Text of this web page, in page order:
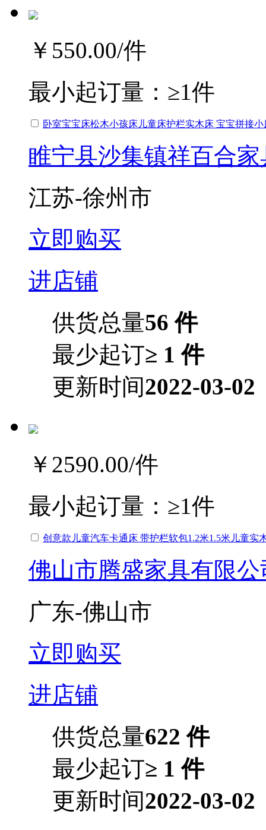
￥550.00/件
最小起订量： ≥1件
卧室宝宝床松木小孩床儿童床护栏实木床 宝宝拼接小
睢宁县沙集镇祥百合家
江苏-徐州市
立即购买
进店铺
供货总量56 件
最少起订≥ 1 件
更新时间2022-03-02
￥2590.00/件
最小起订量： ≥1件
创意款儿童汽车卡通床 带护栏软包1.2米1.5米儿童实
佛山市腾盛家具有限公
广东-佛山市
立即购买
进店铺
供货总量622 件
最少起订≥ 1 件
更新时间2022-03-02